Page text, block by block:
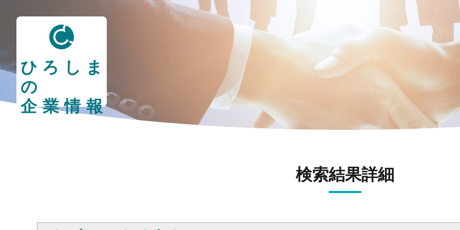
ひろしま
の
企業情報
検索結果詳細